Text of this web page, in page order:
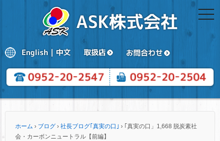
ホーム › ブログ › 社長ブログ｢真実の口｣ › ｢真実の口」1,668 脱炭素社
会・カーボンニュートラル【前編】